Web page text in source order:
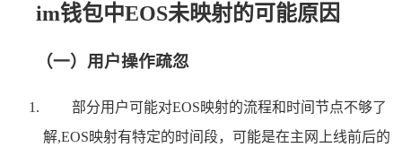
im钱包中EOS未映射的可能原因
（一）用户操作疏忽
部分用户可能对EOS映射的流程和时间节点不够了
解,EOS映射有特定的时间段，可能是在主网上线前后的